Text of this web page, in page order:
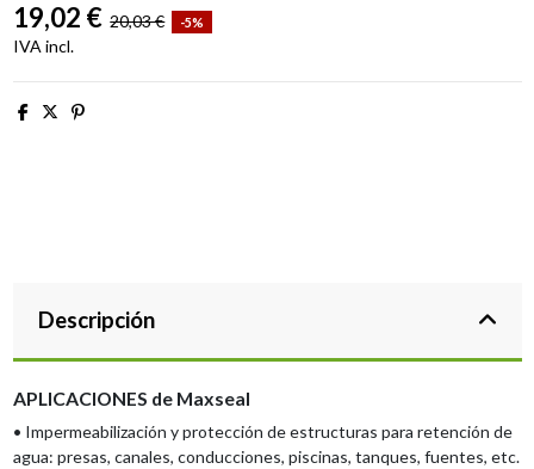
19,02 € 20,03 € -5%
IVA incl.
Descripción
APLICACIONES de Maxseal
• Impermeabilización y protección de estructuras para retención de
agua: presas, canales, conducciones, piscinas, tanques, fuentes, etc.